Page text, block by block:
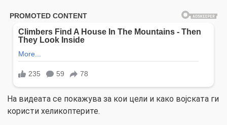
На видеата се покажува за кои цели и како војската ги
користи хеликоптерите.